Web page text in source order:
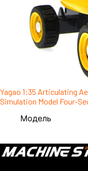
Yagao 1:35 Articulating
Simulation Model Four-
Модель